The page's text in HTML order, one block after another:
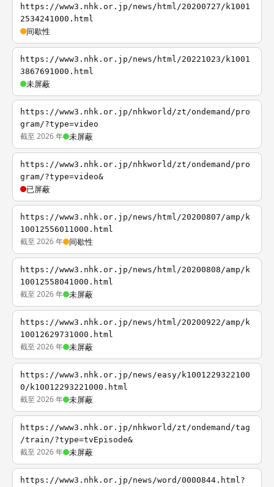
https://www3.nhk.or.jp/news/html/20200727/k1001
2534241000.html
间歇性
https://www3.nhk.or.jp/news/html/20221023/k1001
3867691000.html
未屏蔽
https://www3.nhk.or.jp/nhkworld/zt/ondemand/pro
gram/?type=video
截至 2026 年 未屏蔽
https://www3.nhk.or.jp/nhkworld/zt/ondemand/pro
gram/?type=video&
已屏蔽
https://www3.nhk.or.jp/news/html/20200807/amp/k
10012556011000.html
截至 2026 年 间歇性
https://www3.nhk.or.jp/news/html/20200808/amp/k
10012558041000.html
截至 2026 年 未屏蔽
https://www3.nhk.or.jp/news/html/20200922/amp/k
10012629731000.html
截至 2026 年 未屏蔽
https://www3.nhk.or.jp/news/easy/k1001229322100
0/k10012293221000.html
截至 2026 年 未屏蔽
https://www3.nhk.or.jp/nhkworld/zt/ondemand/tag
/train/?type=tvEpisode&
截至 2026 年 未屏蔽
https://www3.nhk.or.jp/news/word/0000844.html?